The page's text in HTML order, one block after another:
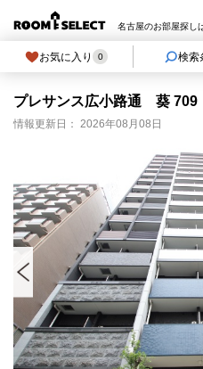
名古屋のお部屋探し
お気に入り 0 検索
プレサンス広小路通 葵 709
情報更新日： 2026年08月08日